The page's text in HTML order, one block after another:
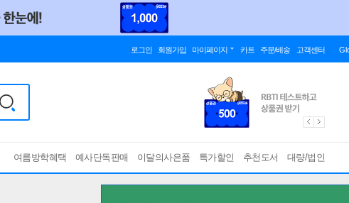
로그인 회원가입 마이페이지 카트 주문/배송 고객센터
여름방학혜택 예사단독판매 이달의사은품 특가할인 추천도서 대량/법인